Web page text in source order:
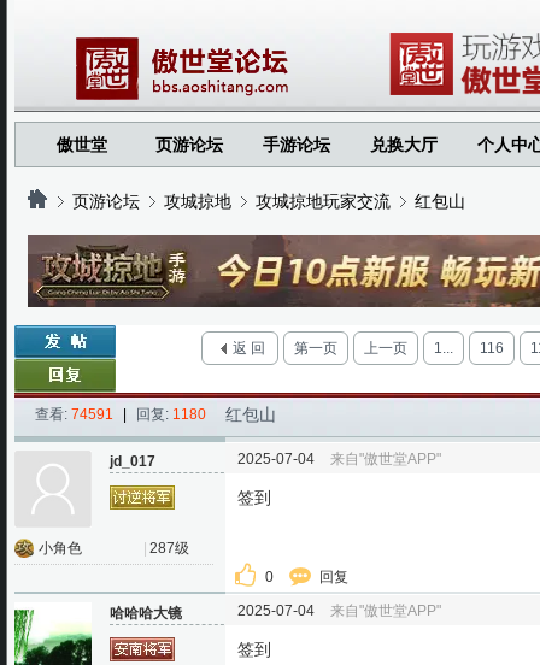
傲世堂 页游论坛 手游论坛 兑换大厅 个人中
›
页游论坛
›
攻城掠地
›
攻城掠地玩家交流
›
红包山
第一页 上一页 1... 116
返 回
查看: 74591 回复: 1180 红包山
jd_017
小角色 287级
2025-07-04 来自"傲世堂APP"
签到
0 回复
哈哈哈大镜 2025-07-04 来自"傲世堂APP"
签到